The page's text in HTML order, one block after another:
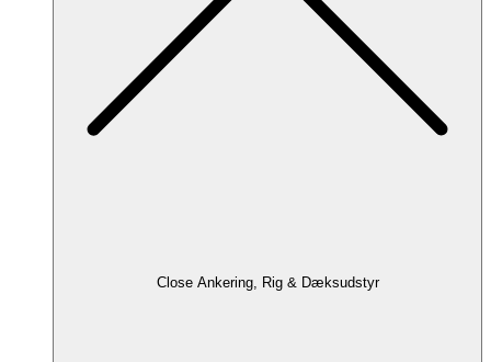
Close Ankering, Rig & Dæksudstyr